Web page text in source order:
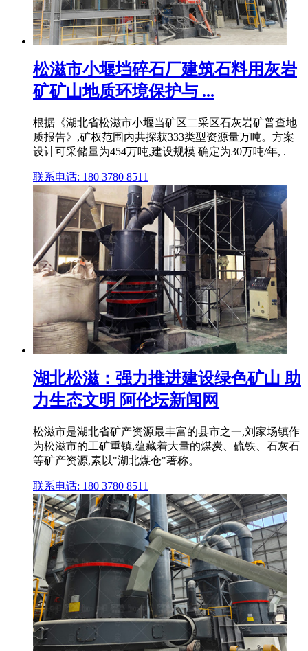
松滋市小堰垱碎石厂建筑石料用灰岩
矿矿山地质环境保护与 ...
根据《湖北省松滋市小堰当矿区二采区石灰岩矿普查地
质报告》,矿权范围内共探获333类型资源量万吨。方案
设计可采储量为454万吨,建设规模 确定为30万吨/年, .
联系电话: 180 3780 8511
湖北松滋：强力推进建设绿色矿山 助
力生态文明 阿伦坛新闻网
松滋市是湖北省矿产资源最丰富的县市之一,刘家场镇作
为松滋市的工矿重镇,蕴藏着大量的煤炭、硫铁、石灰石
等矿产资源,素以"湖北煤仓"著称。
联系电话: 180 3780 8511